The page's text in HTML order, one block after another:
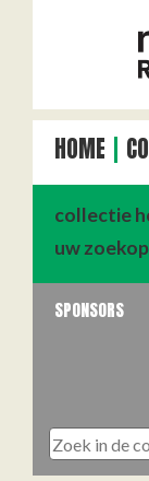
HOME
collectie
uw
SPONSORS